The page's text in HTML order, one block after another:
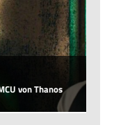
von Thanos